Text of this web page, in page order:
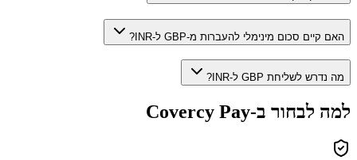
האם קיים סכום מינימלי להעברות מ-GBP ל-INR?
מה נדרש לשליחת GBP ל-INR?
למה לבחור ב-Covercy Pay